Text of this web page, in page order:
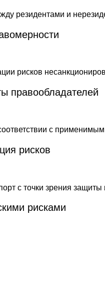
правообладателей
рисков
рисками